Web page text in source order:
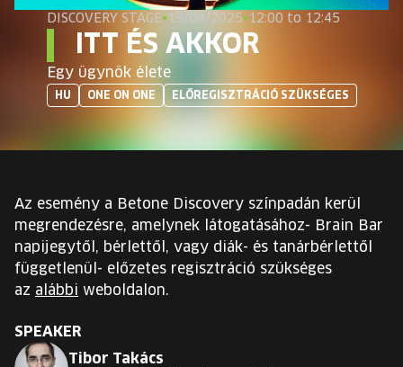
EUROPE'S FESTIVAL ON THE FUTURE
SPEAKERS
CART
HU
Change
DISCOVERY STAGE• 19/09/2025• 12:00 to 12:45
ITT ÉS AKKOR
Egy ügynök élete
HU ONE ON ONE ELŐREGISZTRÁCIÓ SZÜKSÉGES
Az esemény a Betone Discovery színpadán kerül
megrendezésre, amelynek látogatásához- Brain Bar
napijegytől, bérlettől, vagy diák- és tanárbérlettől
függetlenül- előzetes regisztráció szükséges
az alábbi weboldalon.
SPEAKER
Tibor Takács